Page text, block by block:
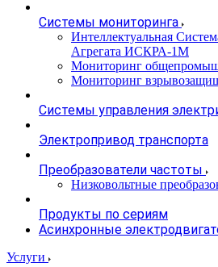
Системы мониторинга
Интеллектуальная
Агрегата ИСКРА-1М
Мониторинг
Мониторинг
Системы управления
Электропривод транспорта
Преобразователи частоты
Низковольтные
Продукты по сериям
Асинхронные
Услуги